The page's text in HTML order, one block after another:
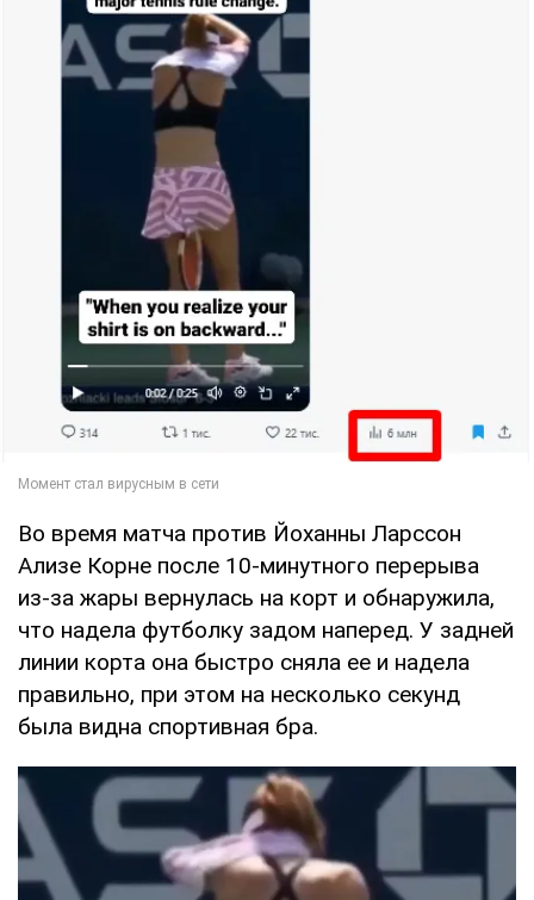
Во время матча против Йоханны Ларссон
Ализе Корне после 10-минутного перерыва
из-за жары вернулась на корт и обнаружила,
что надела футболку задом наперед. У задней
линии корта она быстро сняла ее и надела
правильно, при этом на несколько секунд
была видна спортивная бра.